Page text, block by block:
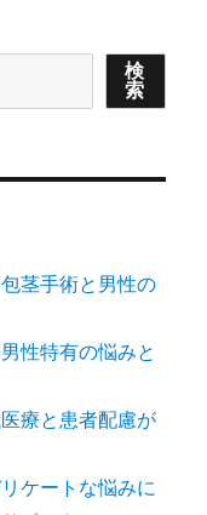
検
索
茎手術と男性の
性特有の悩みと
療と患者配慮が
ケートな悩みに